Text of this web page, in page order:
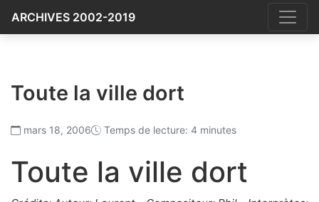
ARCHIVES 2002-2019
Toute la ville dort
mars 18, 2006 Temps de lecture: 4 minutes
Toute la ville dort